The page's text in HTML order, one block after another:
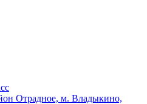
Отрадное, м. Владыкино,